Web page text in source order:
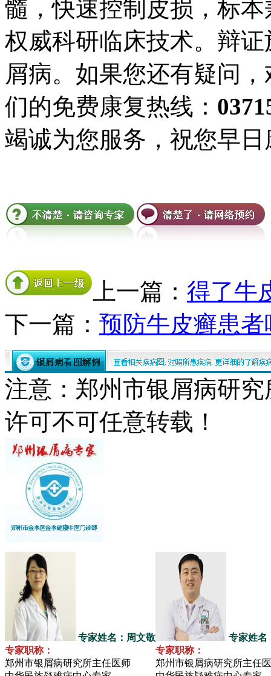
髓，快速控制皮损，标
权威科研临床技术。辩
屑病。如果您还有疑问
们的免费康复热线：
竭诚为您服务，祝您早日
上一篇： 得了牛
下一篇： 预防牛皮癣患
注意：郑州市银屑病研
许可不可任意转载！
专家姓名：周文敬
专家职称：
郑州市银屑病研究所主任医师
专家姓名
专家职称：
郑州市银屑病研究所主任